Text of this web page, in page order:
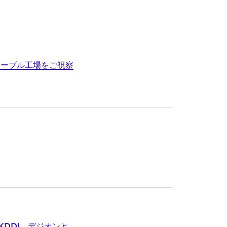
ブル工場をご視察